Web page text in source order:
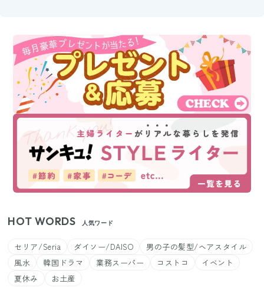
HOT WORDS 人気ワード
セリア/Seria ダイソー/DAISO
男の子の髪型/ヘアスタイル
風水
韓国ドラマ 業務スーパー コストコ
イベント
夏休み
お土産